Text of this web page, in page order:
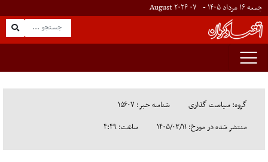
جمعه ۱۶ مرداد ۱۴۰۵ - ۰۷۲۰۲۶
گروه: سیاست گذاری
شناسه خبر: ۱۵۶۰۷
منتشر شده در مورخ: ۱۴۰۵/۰۳/۱۱
ساعت: ۴:۴۹